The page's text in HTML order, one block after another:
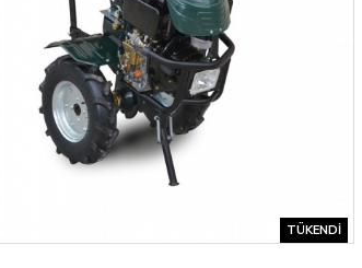
TÜKENDI